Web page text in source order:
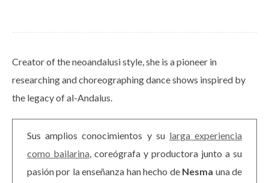
Creator of the neoandalusi style, she is a pioneer in
researching and choreographing dance shows inspired by
the legacy of al-Andalus.
Sus amplios conocimientos y su larga experiencia
como bailarina, coreógrafa y productora junto a su
pasión por la enseñanza han hecho de Nesma una de